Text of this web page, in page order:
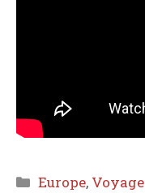
Catégories
Europe, Voyage